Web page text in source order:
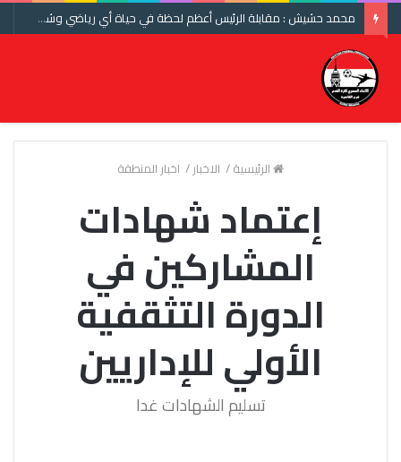
محمد حشيش : مقابلة الرئيس أعظم لحظة في حياة أي رياضي وشكرا اتحاد الكرة ومنتخب مصر
الرئيسية/ الاخبار/ اخبار المنطقة
إعتماد شهادات
المشاركين في
الدورة التثقفية
الأولي للإداريين
تسليم الشهادات غدا